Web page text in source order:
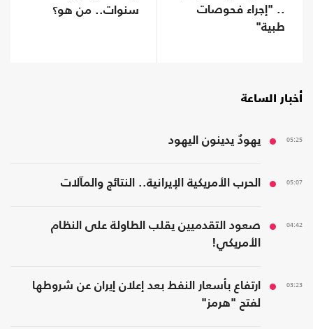
.. "إجراء فحوصات
طبية"
سنوات.. من هو؟
أخبار الساعة
05:25 يهودٌ يدينون اليهود
05:07 الحرب الأمريكية الإيرانية.. النتائج والمآلات
04:42
صعود التقدميين يقلب الطاولة على النظام
الأمريكي!
03:23
ارتفاع بأسعار النفط بعد إعلان إيران عن شروطها
لفتح "هرمز"